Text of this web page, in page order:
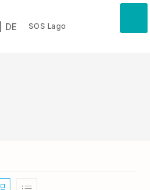
DE SOS Lago